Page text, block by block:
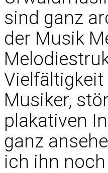
sind ganz
der Musik
Musiker,
plakativen
ganz
ich ihn